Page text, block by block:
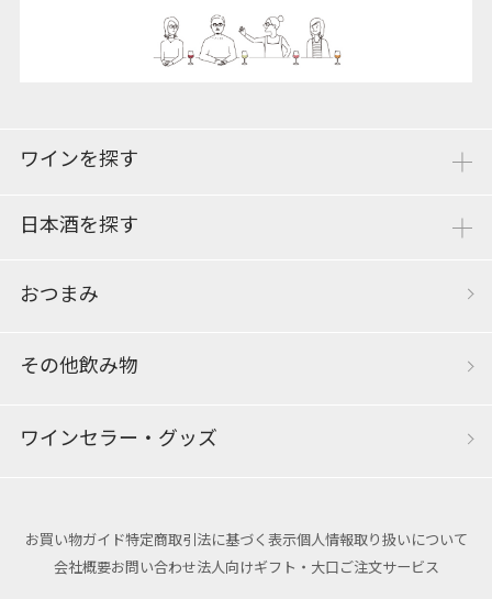
ワインを探す
日本酒を探す
おつまみ
その他飲み物
ワインセラー・グッズ
お買い物ガイド特定商取引法に基づく表示個人情報取り扱いについて
会社概要お問い合わせ法人向けギフト・大口ご注文サービス